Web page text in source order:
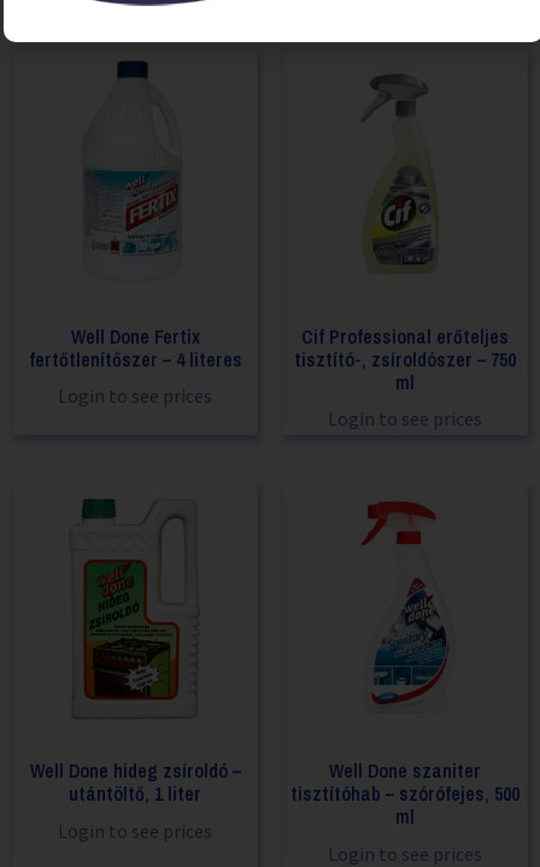
Well Done Fertix
fertőtlenítőszer – 4 literes
Login to see prices
Cif Professional erőteljes
tisztító-, zsíroldószer – 750
ml
Login to see prices
Well Done hideg zsíroldó –
utántöltő, 1 liter
Login to see prices
Well Done szaniter
tisztítóhab – szórófejes, 500
ml
Login to see prices